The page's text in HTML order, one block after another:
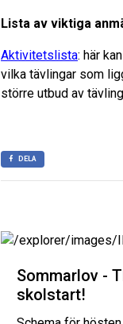
Sommarlov -
skolstart!
Lista av viktiga
Aktivitetslista: här
vilka tävlingar som
större utbud av
DELA